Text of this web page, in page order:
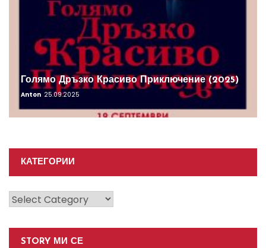
Голямо Дръзко Красиво Приключение (2025)
Anton 25.09.2025
КАТЕГОРИИ
Категории
STORY МИ СЕ